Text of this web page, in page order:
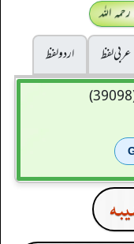
اللہ
عربی لفظ
اردو لفظ